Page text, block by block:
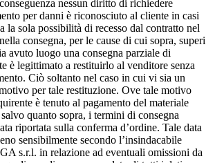
nessun diritto di richiedere
per danni è riconosciuto al cliente in casi
la sola possibilità di recesso dal contratto nel
consegna, per le cause di cui sopra, superi
avuto luogo una consegna parziale di
è legittimato a restituirlo al venditore senza
Ciò soltanto nel caso in cui vi sia un
per tale restituzione. Ove tale motivo
è tenuto al pagamento del materiale
quanto sopra, i termini di consegna
riportata sulla conferma d’ordine. Tale data
sensibilmente secondo l’insindacabile
s.r.l. in relazione ad eventuali omissioni da